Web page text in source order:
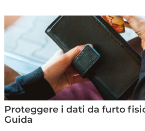
Proteggere i dati da furto
Guida